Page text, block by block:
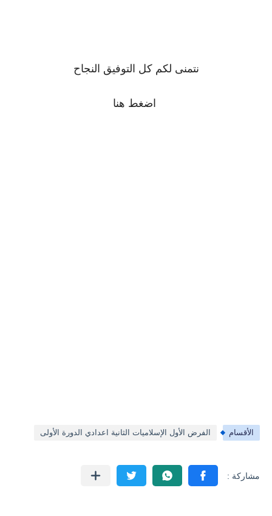
نتمنى لكم كل التوفيق النجاح
اضغط هنا
الأقسام الفرض الأول الإسلاميات الثانية اعدادي الدورة الأولى